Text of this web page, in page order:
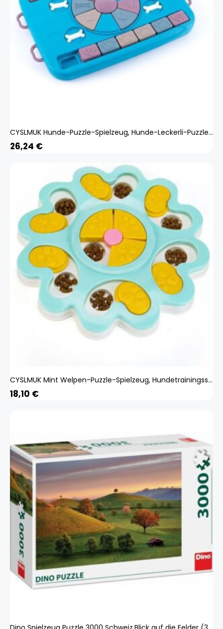
CYSLMUK Hunde-Puzzle-Spielzeug, Hunde-Leckerli-Puzzle, interaktives Hundespielzeug, Welpen-Puzzlespiel, Hunde-Anreicherungsspielzeug
26,24 €
CYSLMUK Mint Welpen-Puzzle-Spielzeug, Hundetrainingsspiel, langsamer Futternapf, Futternapf, Futternapf, Spielzeug, Hundepfote, pädagogisches, langsames
18,10 €